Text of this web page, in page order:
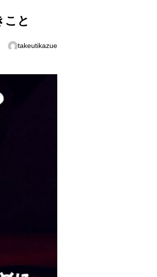
こと
takeutikazue